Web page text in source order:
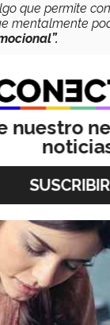
que permite
mentalmente
nuestro